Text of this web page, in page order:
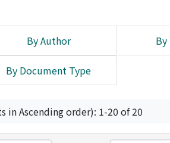
By Author By
By Document Type
Ascending order): 1-20 of 20